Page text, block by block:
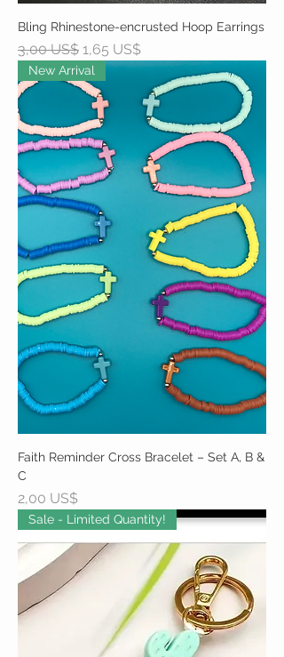
Bling Rhinestone-encrusted Hoop Earrings
Precio
3,00 US$ Precio de oferta
1,65 US$
New Arrival
Faith Reminder Cross Bracelet – Set A, B &
C
Precio
2,00 US$
Sale - Limited Quantity!